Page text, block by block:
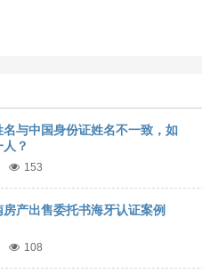
名与中国身份证姓名不一致，如
？
153
产出售委托书海牙认证案例
108